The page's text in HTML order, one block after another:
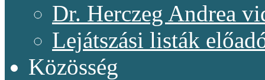
Dr. Herczeg Andrea
Lejátszási listák
Közösség